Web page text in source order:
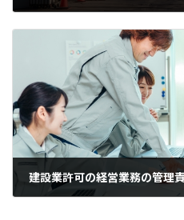
建設業許可の経営業務の管理